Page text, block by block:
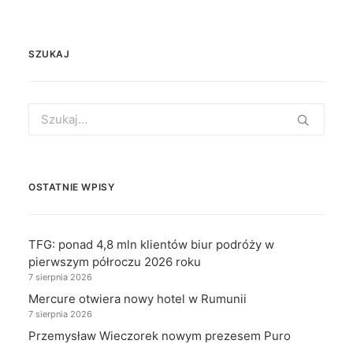
SZUKAJ
for:
OSTATNIE WPISY
TFG: ponad 4,8 mln klientów biur podróży w
pierwszym półroczu 2026 roku
7 sierpnia 2026
Mercure otwiera nowy hotel w Rumunii
7 sierpnia 2026
Przemysław Wieczorek nowym prezesem Puro